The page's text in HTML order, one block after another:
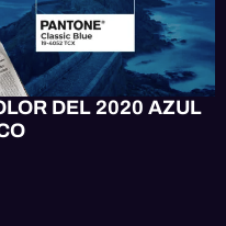
DEL 2020 AZUL